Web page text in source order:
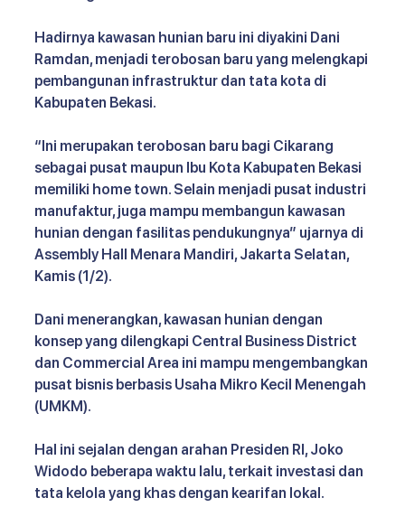
Hadirnya kawasan hunian baru ini diyakini Dani
Ramdan, menjadi terobosan baru yang melengkapi
pembangunan infrastruktur dan tata kota di
Kabupaten Bekasi.
“Ini merupakan terobosan baru bagi Cikarang
sebagai pusat maupun Ibu Kota Kabupaten Bekasi
memiliki home town. Selain menjadi pusat industri
manufaktur, juga mampu membangun kawasan
hunian dengan fasilitas pendukungnya” ujarnya di
Assembly Hall Menara Mandiri, Jakarta Selatan,
Kamis (1/2).
Dani menerangkan, kawasan hunian dengan
konsep yang dilengkapi Central Business District
dan Commercial Area ini mampu mengembangkan
pusat bisnis berbasis Usaha Mikro Kecil Menengah
(UMKM).
Hal ini sejalan dengan arahan Presiden RI, Joko
Widodo beberapa waktu lalu, terkait investasi dan
tata kelola yang khas dengan kearifan lokal.